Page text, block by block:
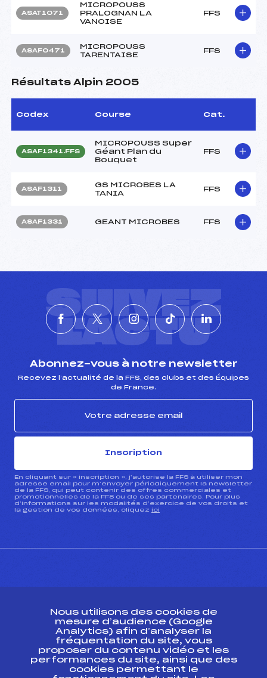
ASAT1071
MICROPOUSS
PRALOGNAN LA
VANOISE
FFS
ASAF0471
MICROPOUSS
TARENTAISE
FFS
Résultats Alpin 2005
Codex Course Cat.
ASAF1341.FFS
MICROPOUSS Super
Géant Plan du
Bouquet
FFS
ASAF1311
GS MICROBES LA
TANIA
FFS
ASAF1331 GEANT MICROBES FFS
SUIVEZ
L'ACTU
Abonnez-vous à notre newsletter
Recevez l’actualité de la FFS, des clubs et des Équipes
de France.
Inscription
En cliquant sur « inscription », j’autorise la FFS à utiliser mon
adresse email pour m’envoyer périodiquement la newsletter
de la FFS, qui peut contenir des offres commerciales et
promotionnelles de la FFS ou de ses partenaires. Pour plus
d’informations sur les modalités d’exercice de vos droits et
la gestion de vos données, cliquez ici
ESPACE PRESSE
Ressources
Pass’Neige
Projet sportif fédéral
Nous utilisons des cookies de
mesure d’audience (Google
Analytics) afin d’analyser la
fréquentation du site, vous
proposer du contenu vidéo et les
performances du site, ainsi que des
cookies permettant le